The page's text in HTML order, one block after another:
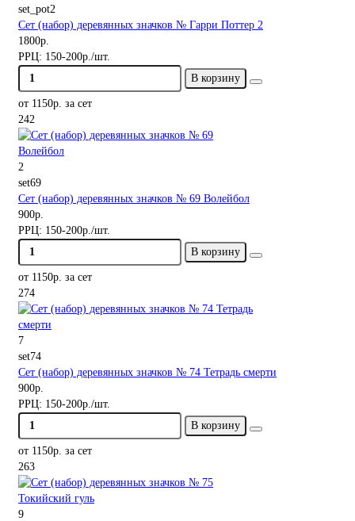
set_pot2
Сет (набор) деревянных значков № Гарри Поттер 2
1800р.
РРЦ: 150-200р./шт.
В корзину
от 1150р. за сет
242
2
set69
Сет (набор) деревянных значков № 69 Волейбол
900р.
РРЦ: 150-200р./шт.
В корзину
от 1150р. за сет
274
7
set74
Сет (набор) деревянных значков № 74 Тетрадь смерти
900р.
РРЦ: 150-200р./шт.
В корзину
от 1150р. за сет
263
9